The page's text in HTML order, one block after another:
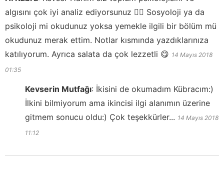
algısını çok iyi analiz ediyorsunuz 👍🏻 Sosyoloji ya da
psikoloji mi okudunuz yoksa yemekle ilgili bir bölüm mü
okudunuz merak ettim. Notlar kısmında yazdıklarınıza
katılıyorum. Ayrıca salata da çok lezzetli 😋 14 Mayıs 2018
01:35
Kevserin Mutfağı: İkisini de okumadım Kübracım:)
İlkini bilmiyorum ama ikincisi ilgi alanımın üzerine
gitmem sonucu oldu:) Çok teşekkürler... 14 Mayıs 2018
11:12